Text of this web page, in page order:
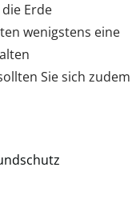
Erde
wenigstens eine
Sie sich zudem